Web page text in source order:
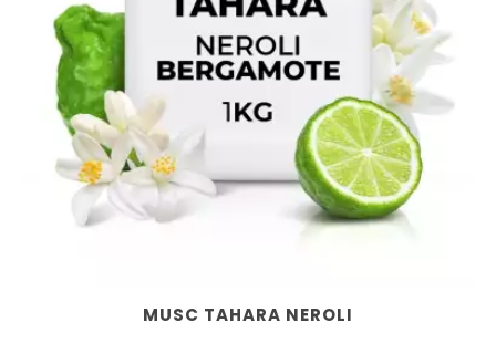
MUSC TAHARA NEROLI